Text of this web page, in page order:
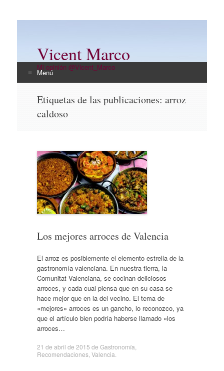
Vicent Marco
Mi opinión @Vicent_Marco
Menú
contenido
Etiquetas de las publicaciones: arroz
caldoso
Los mejores arroces de Valencia
El arroz es posiblemente el elemento estrella de la
gastronomía valenciana. En nuestra tierra, la
Comunitat Valenciana, se cocinan deliciosos
arroces, y cada cual piensa que en su casa se
hace mejor que en la del vecino. El tema de
«mejores» arroces es un gancho, lo reconozco, ya
que el artículo bien podría haberse llamado «los
arroces…
21 de abril de 2015 de Gastronomía
Recomendaciones, Valencia